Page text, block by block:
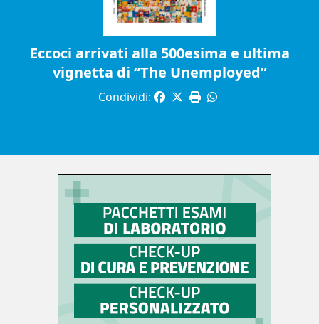
Eccoci arrivati alla 500esima e ultima
vignetta di “The Unemployed”
Condividi: